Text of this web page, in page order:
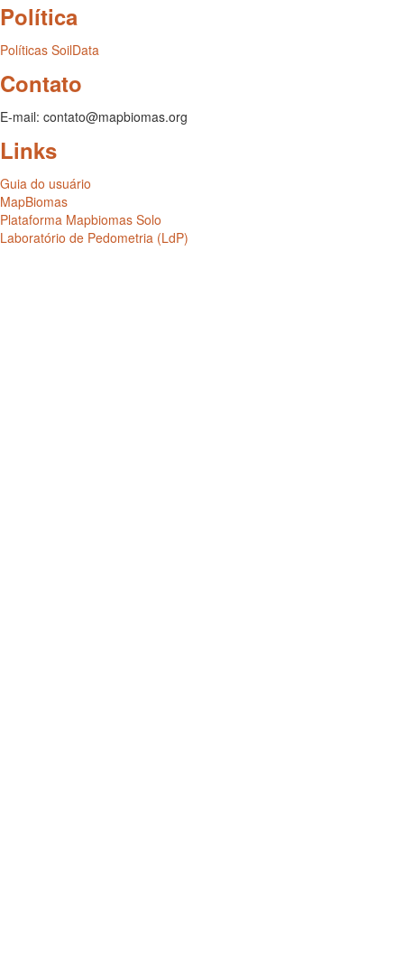
Política
Políticas SoilData
Contato
E-mail: contato@mapbiomas.org
Links
Guia do usuário
MapBiomas
Plataforma Mapbiomas Solo
Laboratório de Pedometria (LdP)